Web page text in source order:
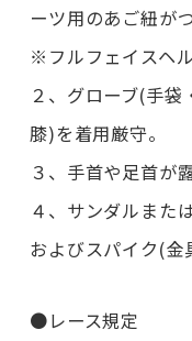
ーツ用のあご紐が
※フルフェイスヘ
２、グローブ(手袋
膝)を着用厳守。
３、手首や足首が
４、サンダルまた
およびスパイク(金
●レース規定